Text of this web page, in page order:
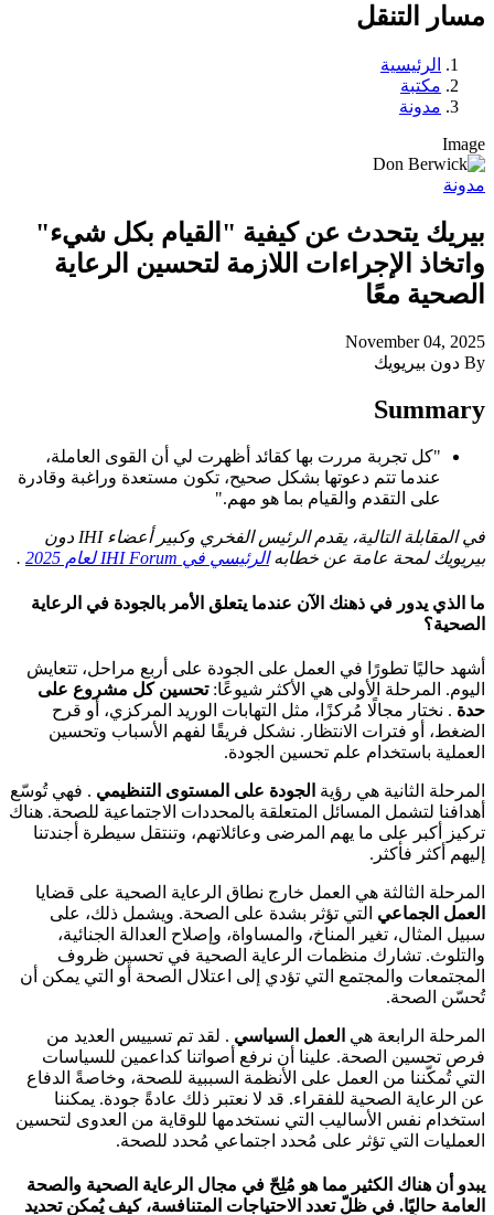
مسار التنقل
الرئيسية
مكتبة
مدونة
Image
مدونة
بيريك يتحدث عن كيفية "القيام بكل شيء"
واتخاذ الإجراءات اللازمة لتحسين الرعاية
الصحية معًا
November 04, 2025
By دون بيريويك
Summary
"كل تجربة مررت بها كقائد أظهرت لي أن القوى العاملة،
عندما تتم دعوتها بشكل صحيح، تكون مستعدة وراغبة وقادرة
على التقدم والقيام بما هو مهم."
في المقابلة التالية، يقدم الرئيس الفخري وكبير أعضاء IHI دون
بيريويك لمحة عامة عن خطابه الرئيسي في IHI Forum لعام 2025 .
ما الذي يدور في ذهنك الآن عندما يتعلق الأمر بالجودة في الرعاية
الصحية؟
أشهد حاليًا تطورًا في العمل على الجودة على أربع مراحل، تتعايش
اليوم. المرحلة الأولى هي الأكثر شيوعًا:تحسين كل مشروع على
حدة . نختار مجالًا مُركزًا، مثل التهابات الوريد المركزي، أو قرح
الضغط، أو فترات الانتظار. نشكل فريقًا لفهم الأسباب وتحسين
العملية باستخدام علم تحسين الجودة.
المرحلة الثانية هي رؤية الجودة على المستوى التنظيمي . فهي تُوسّع
أهدافنا لتشمل المسائل المتعلقة بالمحددات الاجتماعية للصحة. هناك
تركيز أكبر على ما يهم المرضى وعائلاتهم، وتنتقل سيطرة أجندتنا
إليهم أكثر فأكثر.
المرحلة الثالثة هي العمل خارج نطاق الرعاية الصحية على قضايا
العمل الجماعي التي تؤثر بشدة على الصحة. ويشمل ذلك، على
سبيل المثال، تغير المناخ، والمساواة، وإصلاح العدالة الجنائية،
والتلوث. تشارك منظمات الرعاية الصحية في تحسين ظروف
المجتمعات والمجتمع التي تؤدي إلى اعتلال الصحة أو التي يمكن أن
تُحسّن الصحة.
المرحلة الرابعة هي العمل السياسي . لقد تم تسييس العديد من
فرص تحسين الصحة. علينا أن نرفع أصواتنا كداعمين للسياسات
التي تُمكّننا من العمل على الأنظمة السببية للصحة، وخاصةً الدفاع
عن الرعاية الصحية للفقراء. قد لا نعتبر ذلك عادةً جودة. يمكننا
استخدام نفس الأساليب التي نستخدمها للوقاية من العدوى لتحسين
العمليات التي تؤثر على مُحدد اجتماعي مُحدد للصحة.
يبدو أن هناك الكثير مما هو مُلِحّ في مجال الرعاية الصحية والصحة
العامة حاليًا. في ظلّ تعدد الاحتياجات المتنافسة، كيف يُمكن تحديد